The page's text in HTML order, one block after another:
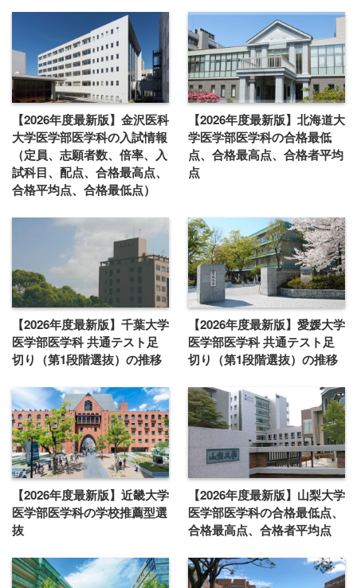
【2026年度最新版】金沢医科
大学医学部医学科の入試情報
（定員、志願者数、倍率、入
試科目、配点、合格最高点、
合格平均点、合格最低点）
【2026年度最新版】北海道大
学医学部医学科の合格最低
点、合格最高点、合格者平均
点
【2026年度最新版】千葉大学
医学部医学科 共通テスト足
切り（第1段階選抜）の推移
【2026年度最新版】愛媛大学
医学部医学科 共通テスト足
切り（第1段階選抜）の推移
【2026年度最新版】近畿大学
医学部医学科の学校推薦型選
抜
【2026年度最新版】山梨大学
医学部医学科の合格最低点、
合格最高点、合格者平均点